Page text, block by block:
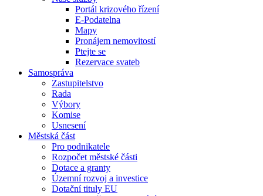
Portál krizového řízení
E-Podatelna
Mapy
Pronájem nemovitostí
Ptejte se
Rezervace svateb
Samospráva
Zastupitelstvo
Rada
Výbory
Komise
Usnesení
Městská část
Pro podnikatele
Rozpočet městské části
Dotace a granty
Územní rozvoj a investice
Dotační tituly EU